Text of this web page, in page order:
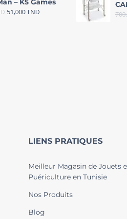
– KS Games
51,000TND
LIENS PRATIQUES
Meilleur Magasin de Jouets
Puériculture en Tunisie
Nos Produits
Blog